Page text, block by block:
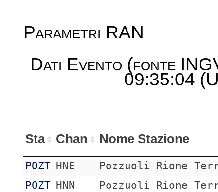
Parametri RAN
Dati Evento (fonte
09:35:04
Sta Chan Nome Stazione
POZT HNE
Pozzuoli Rione
POZT HNN
Pozzuoli Rione